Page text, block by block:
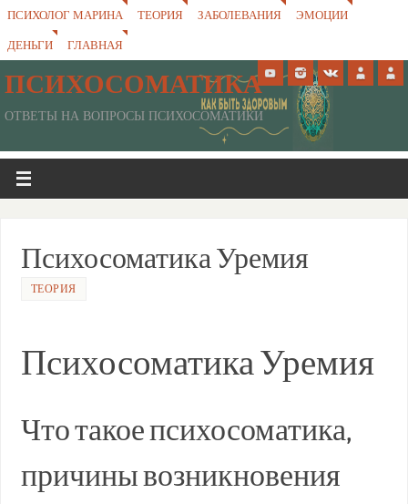
ПСИХОЛОГ МАРИНА ТЕОРИЯ ЗАБОЛЕВАНИЯ
ЭМОЦИИ
ДЕНЬГИ
ГЛАВНАЯ
ПСИХОСОМАТИКА
ОТВЕТЫ НА ВОПРОСЫ ПСИХОСОМАТИКИ
Психосоматика Уремия
ТЕОРИЯ
Психосоматика Уремия
Что такое психосоматика,
причины возникновения